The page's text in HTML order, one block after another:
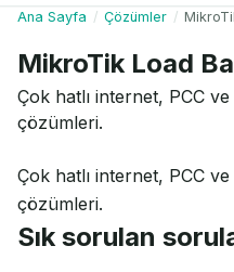
Ana Sayfa / Çözümler /
MikroTik Load
Çok hatlı internet, PCC
çözümleri.
Çok hatlı internet, PCC
çözümleri.
Sık sorulan